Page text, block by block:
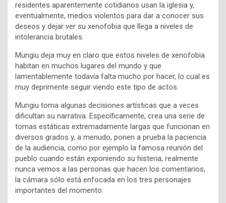
residentes aparentemente cotidianos usan la iglesia y,
eventualmente, medios violentos para dar a conocer sus
deseos y dejar ver su xenofobia que llega a niveles de
intolerancia brutales.
Mungiu deja muy en claro que estos niveles de xenofobia
habitan en muchos lugares del mundo y que
lamentablemente todavía falta mucho por hacer, lo cual es
muy deprimente seguir viendo este tipo de actos.
Mungiu toma algunas decisiones artísticas que a veces
dificultan su narrativa. Específicamente, crea una serie de
tomas estáticas extremadamente largas que funcionan en
diversos grados y, a menudo, ponen a prueba la paciencia
de la audiencia, como por ejemplo la famosa reunión del
pueblo cuando están exponiendo su histeria, realmente
nunca vemos a las personas que hacen los comentarios,
la cámara sólo está enfocada en los tres personajes
importantes del momento.